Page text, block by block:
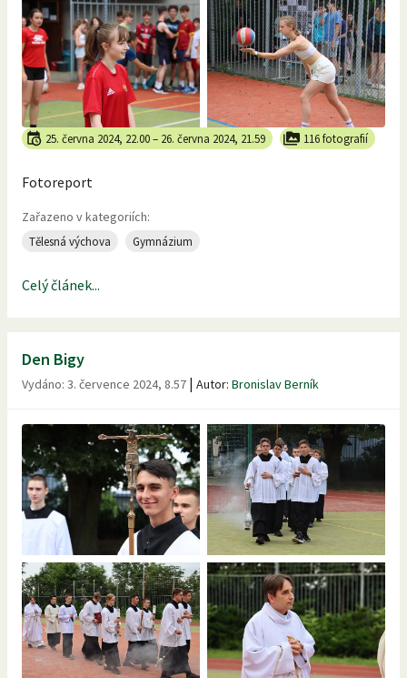
25. června 2024, 22.00– 26. června 2024, 21.59 116 fotografií
Fotoreport
Zařazeno v kategoriích:
Tělesná výchova Gymnázium
Celý článek...
Den Bigy
Vydáno: 3. července 2024, 8.57 | Autor: Bronislav Berník